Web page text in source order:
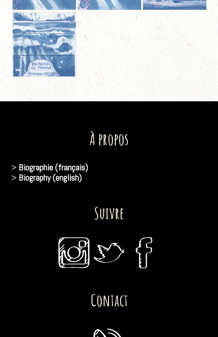
À propos
> Biographie (français)
> Biography (english)
Suivre
Contact